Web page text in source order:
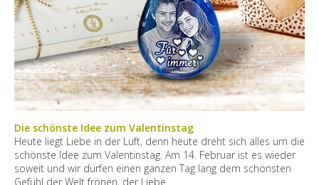
Die schönste Idee zum Valentinstag
Heute liegt Liebe in der Luft, denn heute dreht sich alles um die
schönste Idee zum Valentinstag. Am 14. Februar ist es wieder
soweit und wir dürfen einen ganzen Tag lang dem schönsten
Gefühl der Welt frönen, der Liebe.